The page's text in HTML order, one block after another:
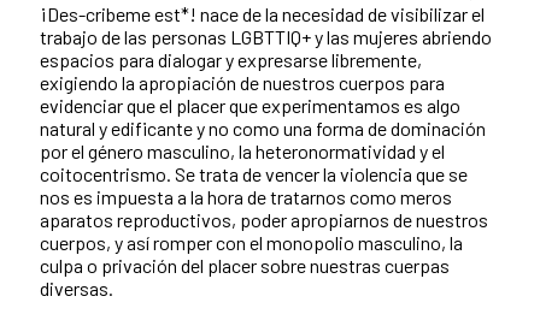
¡Des-cribeme est*! nace de la necesidad de visibilizar el
trabajo de las personas LGBTTIQ+ y las mujeres abriendo
espacios para dialogar y expresarse libremente,
exigiendo la apropiación de nuestros cuerpos para
evidenciar que el placer que experimentamos es algo
natural y edificante y no como una forma de dominación
por el género masculino, la heteronormatividad y el
coitocentrismo. Se trata de vencer la violencia que se
nos es impuesta a la hora de tratarnos como meros
aparatos reproductivos, poder apropiarnos de nuestros
cuerpos, y así romper con el monopolio masculino, la
culpa o privación del placer sobre nuestras cuerpas
diversas.